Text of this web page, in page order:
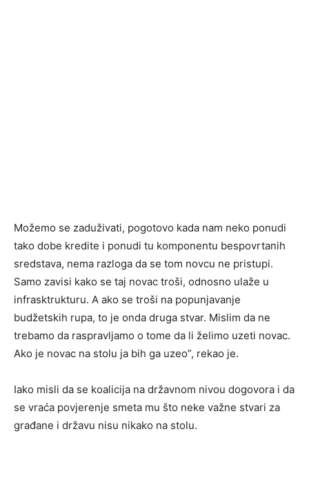
Možemo se zaduživati, pogotovo kada nam neko ponudi
tako dobe kredite i ponudi tu komponentu bespovrtanih
sredstava, nema razloga da se tom novcu ne pristupi.
Samo zavisi kako se taj novac troši, odnosno ulaže u
infrasktrukturu. A ako se troši na popunjavanje
budžetskih rupa, to je onda druga stvar. Mislim da ne
trebamo da raspravljamo o tome da li želimo uzeti novac.
Ako je novac na stolu ja bih ga uzeo”, rekao je.
Iako misli da se koalicija na državnom nivou dogovora i da
se vraća povjerenje smeta mu što neke važne stvari za
građane i državu nisu nikako na stolu.